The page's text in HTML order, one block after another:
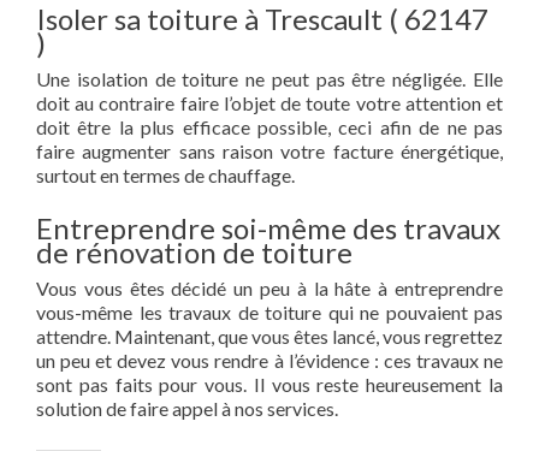
Isoler sa toiture à Trescault ( 62147
)
Une isolation de toiture ne peut pas être négligée. Elle
doit au contraire faire l’objet de toute votre attention et
doit être la plus efficace possible, ceci afin de ne pas
faire augmenter sans raison votre facture énergétique,
surtout en termes de chauffage.
Entreprendre soi-même des travaux
de rénovation de toiture
Vous vous êtes décidé un peu à la hâte à entreprendre
vous-même les travaux de toiture qui ne pouvaient pas
attendre. Maintenant, que vous êtes lancé, vous regrettez
un peu et devez vous rendre à l’évidence : ces travaux ne
sont pas faits pour vous. Il vous reste heureusement la
solution de faire appel à nos services.